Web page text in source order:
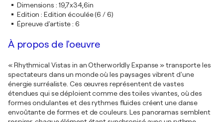
Dimensions : 19,7x34,6in
Edition :Edition écoulée (6 / 6)
Épreuve d'artiste:6
À propos de l'oeuvre
« Rhythmical Vistas in an Otherworldly Expanse » transporte les
spectateurs dans un monde où les paysages vibrent d'une
énergie surréaliste. Ces œuvres représentent de vastes
étendues qui se déploient comme des toiles vivantes, où des
formes ondulantes et des rythmes fluides créent une danse
envoûtante de formes et de couleurs. Les panoramas semblent